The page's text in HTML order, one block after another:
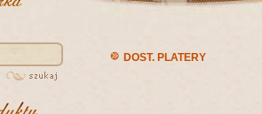
DOST. PLATERY